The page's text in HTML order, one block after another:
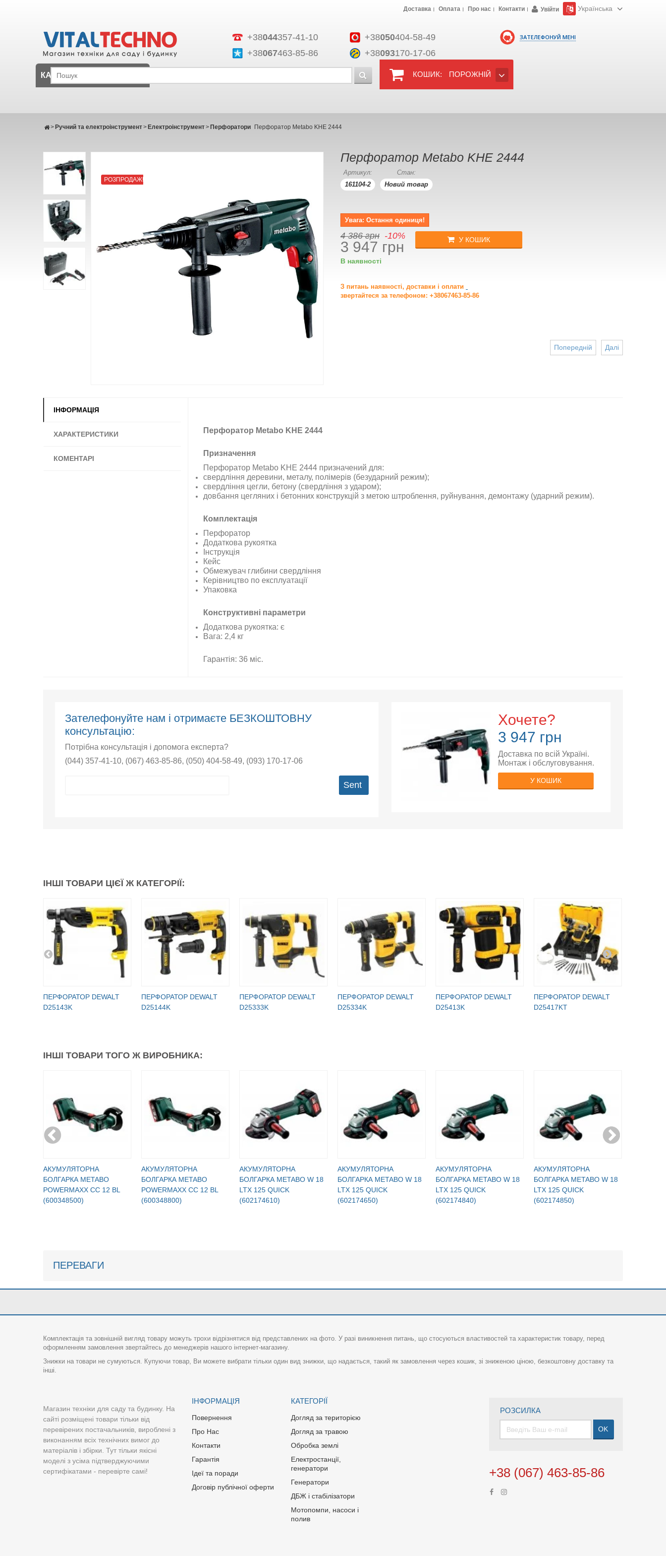
ЗАТЕЛЕФОНУЙ МЕНІ
+38044357-41-10 +38050404-58-49
+38067463-85-86 +38093170-17-06
Доставка Оплата Про нас Контакти Увійти Українська
КОШИК: ПОРОЖНІЙ
КАТАЛОГ
Ручний та електроінструмент
> Електроінструмент
> Перфоратори
> Перфоратор Metabo KHE 2444
РОЗПРОДАЖ!
Перфоратор Metabo KHE 2444
Артикул:
161104-2
Стан:
Новий товар
Увага: Остання одиниця!
4 386 грн -10%
3 947 грн
В наявності
У КОШИК
З питань наявності, доставки і оплати
звертайтеся за телефоном: +38067463-85-86
Далі
Попередній
ІНФОРМАЦІЯ
ХАРАКТЕРИСТИКИ
КОМЕНТАРІ
Перфоратор Metabo KHE 2444
Призначення
Перфоратор Metabo KHE 2444 призначений для:
свердління деревини, металу, полімерів (безударний режим);
свердління цегли, бетону (свердління з ударом);
довбання цегляних і бетонних конструкцій з метою штроблення, руйнування, демонтажу (ударний режим).
Комплектація
Перфоратор
Додаткова рукоятка
Інструкція
Кейс
Обмежувач глибини свердління
Керівництво по експлуатації
Упаковка
Конструктивні параметри
Додаткова рукоятка: є
Вага: 2,4 кг
Гарантія: 36 міс.
Зателефонуйте нам і отримаєте БЕЗКОШТОВНУ
консультацію:
Потрібна консультація і допомога експерта?
(044) 357-41-10, (067) 463-85-86, (050) 404-58-49, (093) 170-17-06
Sent
Хочете?
3 947 грн
Доставка по всій Україні.
Монтаж і обслуговування.
У КОШИК
ІНШІ ТОВАРИ ЦІЄЇ Ж КАТЕГОРІЇ:
ПЕРФОРАТОР DEWALT
D25143K
ПЕРФОРАТОР DEWALT
D25144K
ПЕРФОРАТОР DEWALT
D25333K
ПЕРФОРАТОР DEWALT
D25334K
ПЕРФОРАТОР DEWALT
D25413K
ПЕРФОРАТОР DEWALT
D25417KT
ІНШІ ТОВАРИ ТОГО Ж ВИРОБНИКА:
АКУМУЛЯТОРНА
БОЛГАРКА METABO
POWERMAXX CC 12 BL
(600348500)
АКУМУЛЯТОРНА
БОЛГАРКА METABO
POWERMAXX CC 12 BL
(600348800)
АКУМУЛЯТОРНА
БОЛГАРКА METABO W 18
LTX 125 QUICK
(602174610)
АКУМУЛЯТОРНА
БОЛГАРКА METABO W 18
LTX 125 QUICK
(602174650)
АКУМУЛЯТОРНА
БОЛГАРКА METABO W 18
LTX 125 QUICK
(602174840)
АКУМУЛЯТОРНА
БОЛГАРКА METABO W 18
LTX 125 QUICK
(602174850)
ПЕРЕВАГИ
Комплектація та зовнішній вигляд товару можуть трохи відрізнятися від представлених на фото. У разі виникнення питань, що стосуються властивостей та характеристик товару, перед
оформленням замовлення звертайтесь до менеджерів нашого інтернет-магазину.
Знижки на товари не сумуються. Купуючи товар, Ви можете вибрати тільки один вид знижки, що надається, такий як замовлення через кошик, зі зниженою ціною, безкоштовну доставку та
інші.
Магазин техніки для саду та будинку. На
сайті розміщені товари тільки від
перевірених постачальників, вироблені з
виконанням всіх технічних вимог до
матеріалів і збірки. Тут тільки якісні
моделі з усіма підтверджуючими
сертифікатами - перевірте самі!
ІНФОРМАЦІЯ
Повернення
Про Нас
Контакти
Гарантія
Ідеї та поради
Договір публічної оферти
КАТЕГОРІЇ
Догляд за територією
Догляд за травою
Обробка землі
Електростанції,
генератори
Генератори
ДБЖ і стабілізатори
Мотопомпи, насоси і
полив
РОЗСИЛКА
OK
+38 (067) 463-85-86